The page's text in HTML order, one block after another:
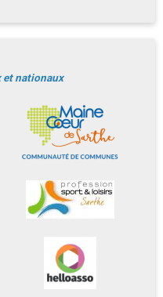
et nationaux